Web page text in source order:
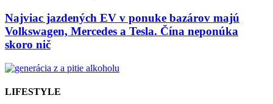
Najviac jazdených EV v ponuke bazárov majú
Volkswagen, Mercedes a Tesla. Čína neponúka
skoro nič
LIFESTYLE